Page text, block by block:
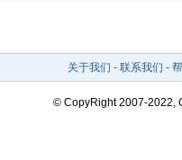
关于我们 - 联系我们 -
© CopyRight 2007-2022,